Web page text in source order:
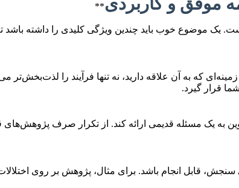
**
یک موضوع خوب باید چندین ویژگی کلیدی را داشته
به آن علاقه دارید، نه تنها فرآیند را لذت‌بخش‌تر
قرار گیرد.
به یک مسئله قدیمی ارائه کند. از تکرار صرف
سنجش، قابل انجام باشد. برای مثال، پژوهش بر روی